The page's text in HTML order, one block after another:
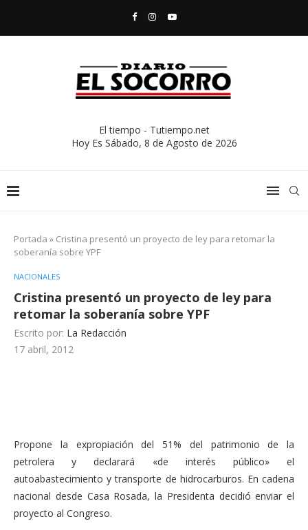
El tiempo - Tutiempo.net
Hoy Es Sábado, 8 de Agosto de 2026
Portada » Cristina presentó un proyecto de ley para retomar la
soberanía sobre YPF
NACIONALES
Cristina presentó un proyecto de ley para
retomar la soberanía sobre YPF
Escrito por: La Redacción
17 abril, 2012
Propone la expropiación del 51% del patrimonio de la
petrolera y declarará «de interés público» el
autoabastecimiento y transporte de hidrocarburos. En cadena
nacional desde Casa Rosada, la Presidenta decidió enviar el
proyecto al Congreso.